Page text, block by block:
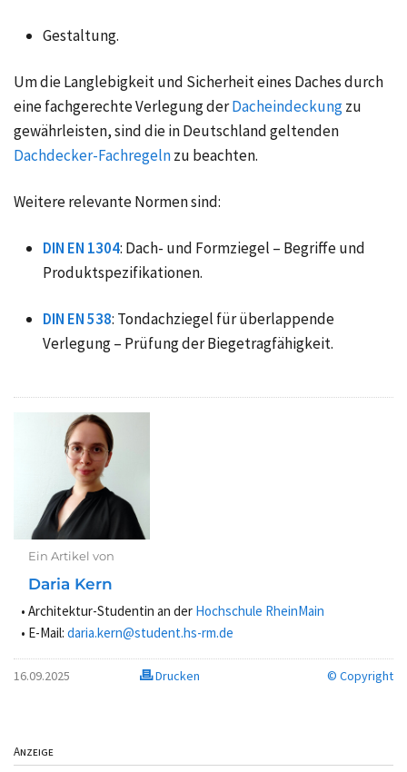
Gestaltung.
Um die Langlebigkeit und Sicherheit eines Daches durch
eine fachgerechte Verlegung derDacheindeckungzu
gewährleisten, sind die in Deutschland geltenden
Dachdecker-Fachregelnzu beachten.
Weitere relevante Normen sind:
DIN EN 1304: Dach- und Formziegel – Begriffe und
Produktspezifikationen.
DIN EN 538: Tondachziegel für überlappende
Verlegung – Prüfung der Biegetragfähigkeit.
Ein Artikel von
Daria Kern
Architektur-Studentin an der Hochschule RheinMain
E-Mail: daria.kern@student.hs-rm.de
16.09.2025 Drucken © Copyright
Anzeige